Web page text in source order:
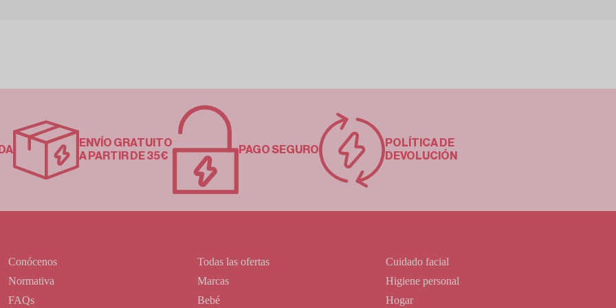
ENVÍO GRATUITO
A PARTIR DE 35€
PAGO SEGURO
POLÍTICA DE
DEVOLUCIÓN
Conócenos
Normativa
FAQs
Todas las ofertas
Marcas
Bebé
Cuidado facial
Higiene personal
Hogar